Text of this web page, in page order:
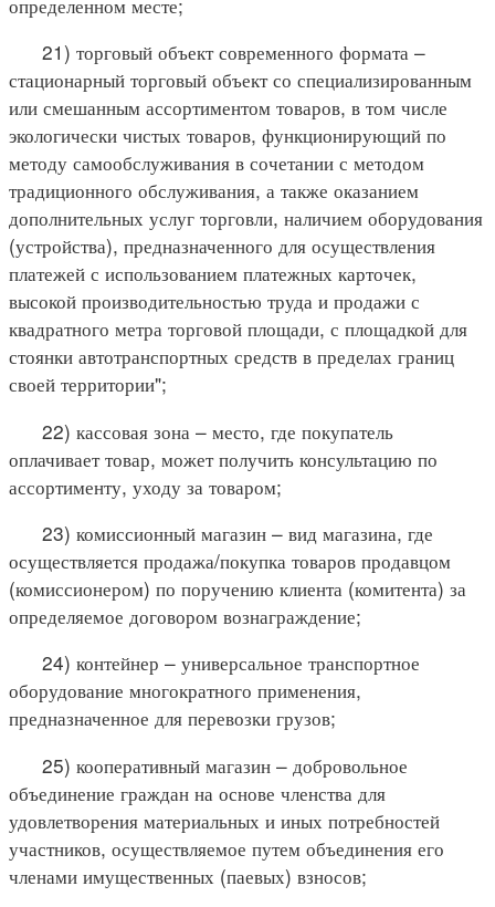
21) торговый объект современного формата –
стационарный торговый объект со специализированным
или смешанным ассортиментом товаров, в том числе
экологически чистых товаров, функционирующий по
методу самообслуживания в сочетании с методом
традиционного обслуживания, а также оказанием
дополнительных услуг торговли, наличием оборудования
(устройства), предназначенного для осуществления
платежей с использованием платежных карточек,
высокой производительностью труда и продажи с
квадратного метра торговой площади, с площадкой для
стоянки автотранспортных средств в пределах границ
своей территории";
22) кассовая зона – место, где покупатель
оплачивает товар, может получить консультацию по
ассортименту, уходу за товаром;
23) комиссионный магазин – вид магазина, где
осуществляется продажа/покупка товаров продавцом
(комиссионером) по поручению клиента (комитента) за
определяемое договором вознаграждение;
24) контейнер – универсальное транспортное
оборудование многократного применения,
предназначенное для перевозки грузов;
25) кооперативный магазин – добровольное
объединение граждан на основе членства для
удовлетворения материальных и иных потребностей
участников, осуществляемое путем объединения его
членами имущественных (паевых) взносов;